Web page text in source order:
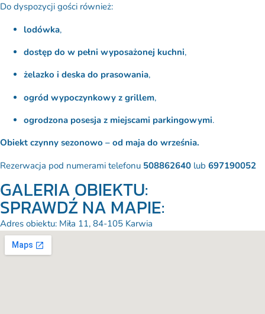
Do dyspozycji gości również:
lodówka,
dostęp do w pełni wyposażonej kuchni,
żelazko i deska do prasowania,
ogród wypoczynkowy z grillem,
ogrodzona posesja z miejscami parkingowymi.
Obiekt czynny sezonowo – od maja do września.
Rezerwacja pod numerami telefonu 508862640 lub 697190052
GALERIA OBIEKTU:
SPRAWDŹ NA MAPIE:
Adres obiektu: Miła 11, 84-105 Karwia